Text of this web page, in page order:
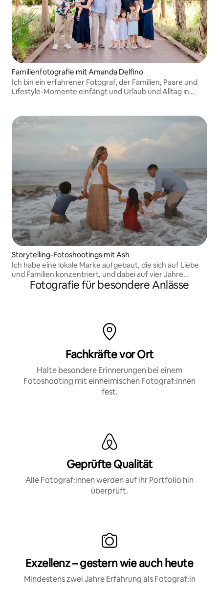
Familienfotografie mit Amanda Delfino
Ich bin ein erfahrener Fotograf, der Familien, Paare und
Lifestyle-Momente einfängt und Urlaub und Alltag in
Storytelling-Fotoshootings mit Ash
Ich habe eine lokale Marke aufgebaut, die sich auf Liebe
und Familien konzentriert, und dabei auf vier Jahre
professionelle Feldforschung zurückgegriffen.
Fotografie für besondere Anlässe
Fachkräfte vor Ort
Halte besondere Erinnerungen bei einem
Fotoshooting mit einheimischen Fotograf:innen
fest.
Geprüfte Qualität
Alle Fotograf:innen werden auf ihr Portfolio hin
überprüft.
Exzellenz – gestern wie auch heute
Mindestens zwei Jahre Erfahrung als Fotograf:in